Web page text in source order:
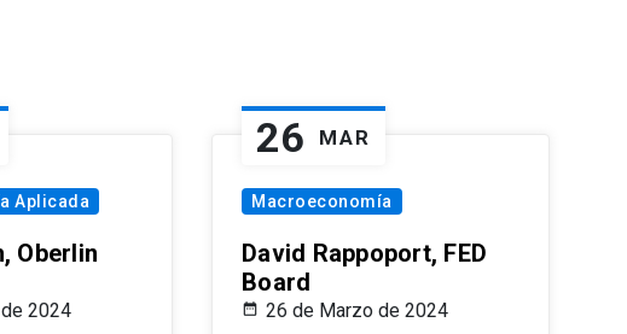
Aplicada
Oberlin
2024
26 MAR
Macroeconomía
David Rappoport, FED
Board
26 de Marzo de 2024